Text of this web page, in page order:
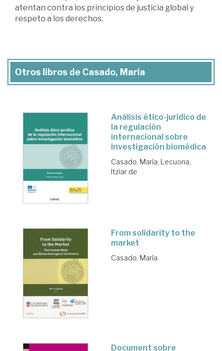
atentan contra los principios de justicia global y
respeto a los derechos.
Otros libros de Casado, María
Análisis ético-jurídico de
la regulación
internacional sobre
investigación biomédica
Casado, María; Lecuona,
Itziar de
From solidarity to the
market
Casado, María
Document sobre